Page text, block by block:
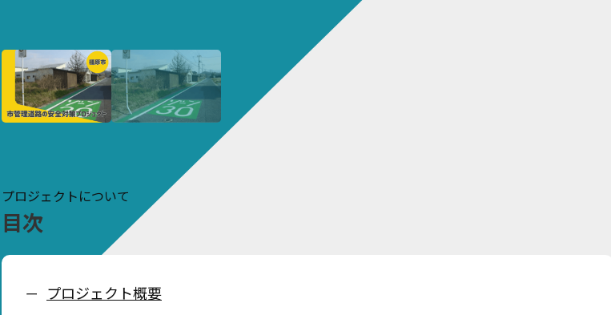
プロジェクトについて
目次
ー プロジェクト概要